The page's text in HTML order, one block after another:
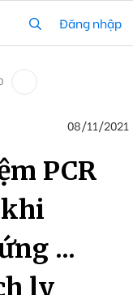
Đăng nhập
08/11/2021
PCR
...
ly